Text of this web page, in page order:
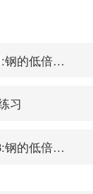
检验与实例（一）
习
检验与实例（二）